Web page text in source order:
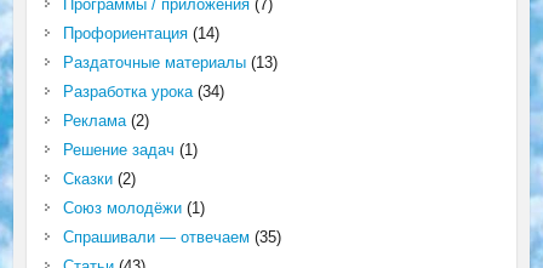
Программы / приложения(7)
Профориентация(14)
Раздаточные материалы(13)
Разработка урока(34)
Реклама(2)
Решение задач (1)
Сказки(2)
Союз молодёжи(1)
Спрашивали — отвечаем (35)